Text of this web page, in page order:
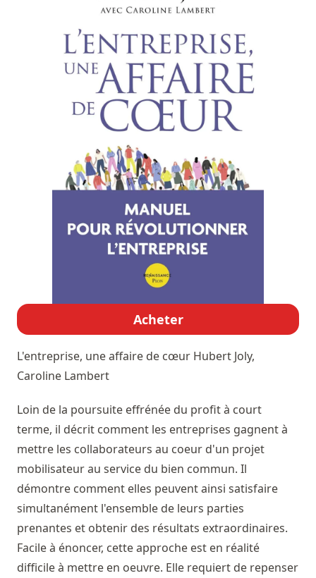
Acheter
L'entreprise, une affaire de cœur Hubert Joly,
Caroline Lambert
Loin de la poursuite effrénée du profit à court
terme, il décrit comment les entreprises gagnent à
mettre les collaborateurs au coeur d'un projet
mobilisateur au service du bien commun. Il
démontre comment elles peuvent ainsi satisfaire
simultanément l'ensemble de leurs parties
prenantes et obtenir des résultats extraordinaires.
Facile à énoncer, cette approche est en réalité
difficile à mettre en oeuvre. Elle requiert de repenser